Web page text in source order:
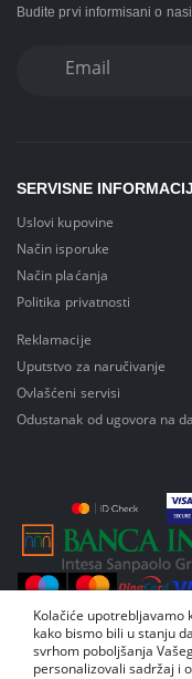
Budite prvi informisani o
SERVISNE
Uslovi kupovine
Način isporuke
Način plaćanja
Politika privatnosti
Reklamacije
Uputstvo za naručivanje
Ovlašćeni servisi
Odustanak od ugovora na
Kolačiće upotrebljavamo
kako bismo bili u stanju
svrhom poboljšanja
personalizovali sadržaj i